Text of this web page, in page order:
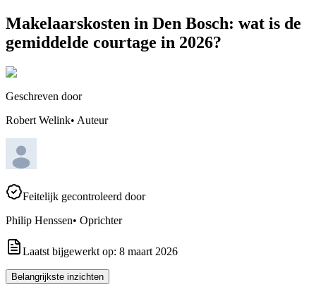
Makelaarskosten in Den Bosch: wat is de
gemiddelde courtage in 2026?
Geschreven door
Robert Welink• Auteur
Feitelijk gecontroleerd door
Philip Henssen• Oprichter
Laatst bijgewerkt op: 8 maart 2026
Belangrijkste inzichten